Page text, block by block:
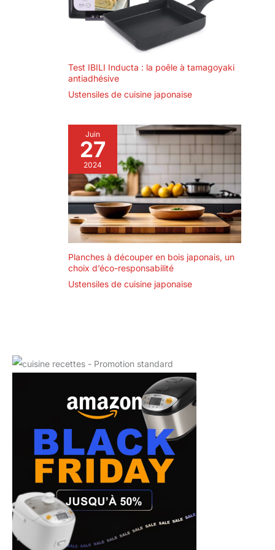
la tomate, etc Boîte
de Cadeau Exquise:
Ce couteau de
cuisine utilise le
faisant de votre
moment le plus
merveilleux cadeau
pour votre famille et
vos amis, pour les
chefs de famille, les
chefs
professionnels, les
étudiants en
cuisine, ou bien
cadeau pour lui au
comme Noël,
mariage,
anniversaire, fête
Test IBILI Inducta : la poêle à tamagoyaki
antiadhésive
Ustensiles de cuisine japonaise
Juin
27
2024
Planches à découper en bois japonais, un
choix d’éco-responsabilité
Ustensiles de cuisine japonaise